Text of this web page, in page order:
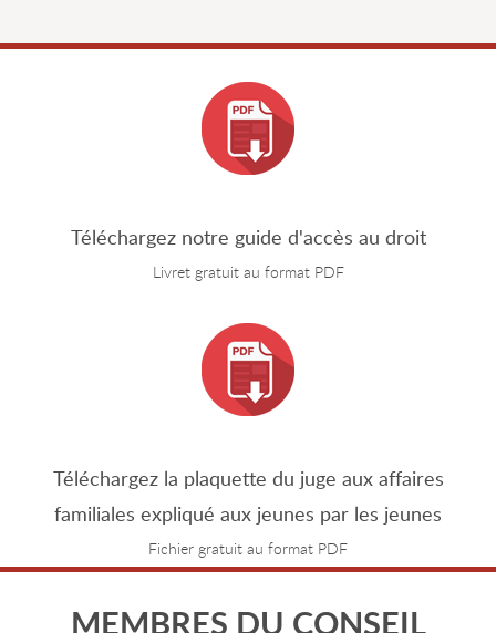
Téléchargez notre guide d'accès au droit
Livret gratuit au format PDF
Téléchargez la plaquette du juge aux affaires
familiales expliqué aux jeunes par les jeunes
Fichier gratuit au format PDF
MEMBRES DU CONSEIL